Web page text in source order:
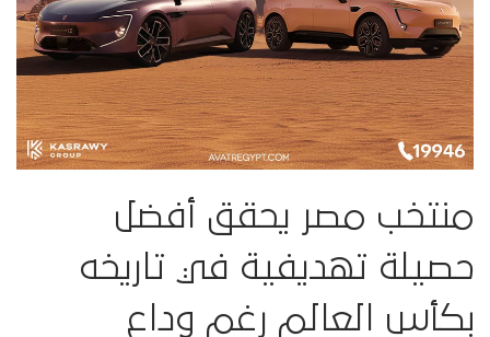
منتخب مصر يحقق أفضل
حصيلة تهديفية في تاريخه
بكأس العالم رغم وداع